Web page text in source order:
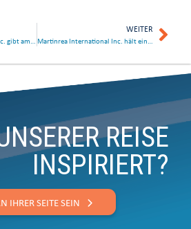
WEITER
REISE
INSPIRIERT?
IHRER SEITE SEIN